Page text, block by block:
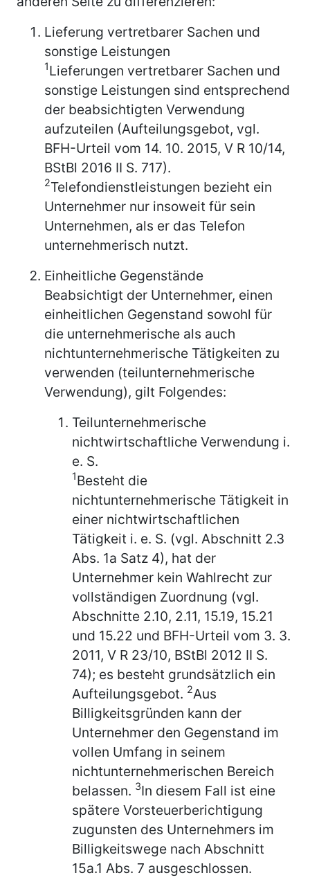
Lieferung vertretbarer Sachen und
sonstige Leistungen
1Lieferungen vertretbarer Sachen und
sonstige Leistungen sind entsprechend
der beabsichtigten Verwendung
aufzuteilen (Aufteilungsgebot, vgl.
BFH-Urteil vom 14. 10. 2015, V R 10/14,
BStBl 2016 II S. 717).
2Telefondienstleistungen bezieht ein
Unternehmer nur insoweit für sein
Unternehmen, als er das Telefon
unternehmerisch nutzt.
Einheitliche Gegenstände
Beabsichtigt der Unternehmer, einen
einheitlichen Gegenstand sowohl für
die unternehmerische als auch
nichtunternehmerische Tätigkeiten zu
verwenden (teilunternehmerische
Verwendung), gilt Folgendes:
Teilunternehmerische
nichtwirtschaftliche Verwendung i.
e. S.
1Besteht die
nichtunternehmerische Tätigkeit in
einer nichtwirtschaftlichen
Tätigkeit i. e. S. (vgl. Abschnitt 2.3
Abs. 1a Satz 4), hat der
Unternehmer kein Wahlrecht zur
vollständigen Zuordnung (vgl.
Abschnitte 2.10, 2.11, 15.19, 15.21
und 15.22 und BFH-Urteil vom 3. 3.
2011, V R 23/10, BStBl 2012 II S.
74); es besteht grundsätzlich ein
Aufteilungsgebot. 2Aus
Billigkeitsgründen kann der
Unternehmer den Gegenstand im
vollen Umfang in seinem
nichtunternehmerischen Bereich
belassen. 3In diesem Fall ist eine
spätere Vorsteuerberichtigung
zugunsten des Unternehmers im
Billigkeitswege nach Abschnitt
15a.1 Abs. 7 ausgeschlossen.